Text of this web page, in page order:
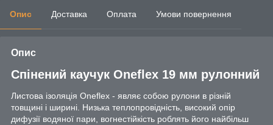
Опис Доставка Оплата Умови повернення
Опис
Спінений каучук Oneflex 19 мм рулонний
Листова ізоляція Oneflex - являє собою рулони в різній
товщині і ширині. Низька теплопровідність, високий опір
дифузії водяної пари, вогнестійкість роблять його найбільш